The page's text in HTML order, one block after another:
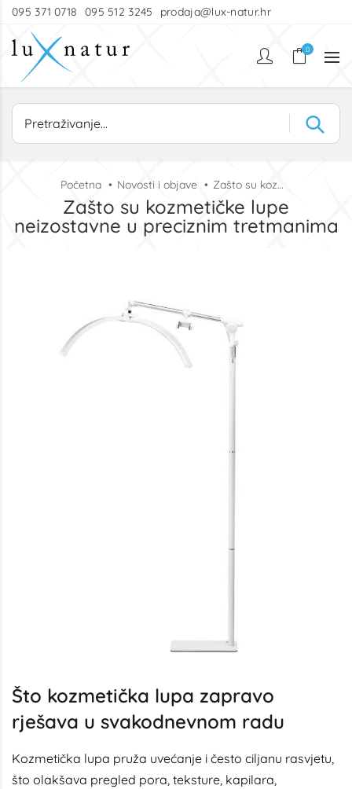
095 371 0718 095 512 3245 prodaja@lux-natur.hr
0
Početna Novosti i objave Zašto su kozmetičke lupe neizostavne u preciznim tretmanima
Zašto su kozmetičke lupe
neizostavne u preciznim tretmanima
Što kozmetička lupa zapravo
rješava u svakodnevnom radu
Kozmetička lupa pruža uvećanje i često ciljanu rasvjetu,
što olakšava pregled pora, teksture, kapilara,